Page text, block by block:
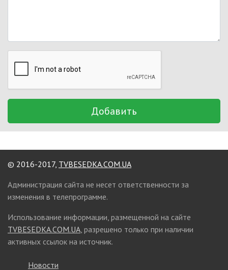
Добавить
© 2016-2017, TVBESEDKA.COM.UA
Администрация сайта не несет ответственности за
изменения в телепрограмме.
Использование информации, размещенной на сайте
TVBESEDKA.COM.UA , разрешено только при наличии
активных ссылок на источник.
Новости